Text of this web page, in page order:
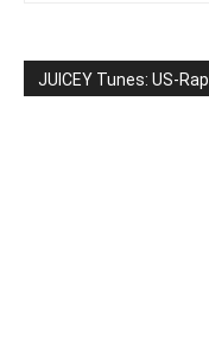
JUICEY Tunes: US-Rap